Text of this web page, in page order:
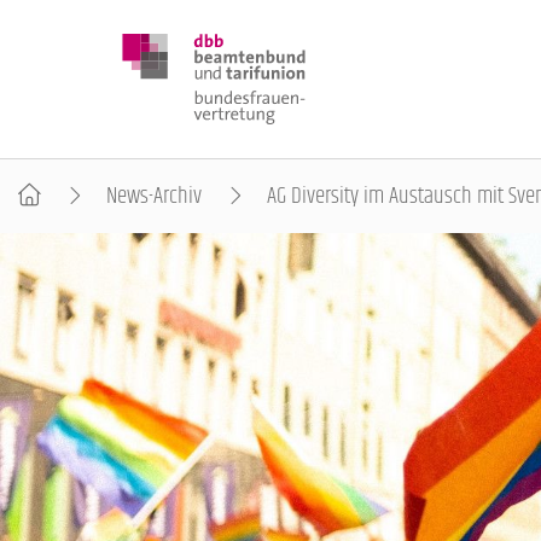
DBB FRAUEN
BUNDESTAGSWAHL 2025
POSITIONEN
SCHWERPUNKTTHEMEN
News-Archiv AG Diversity im Austausch mit